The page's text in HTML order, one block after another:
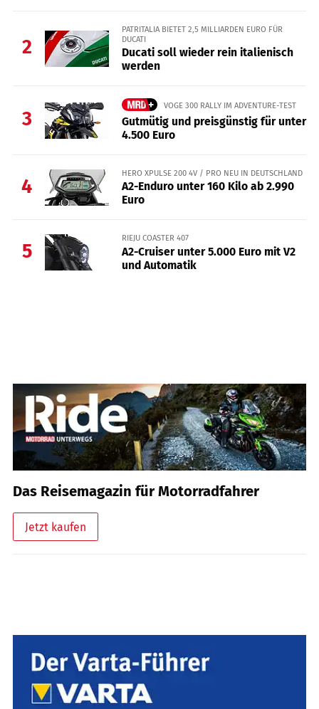
2
PATRITALIA BIETET 2,5 MILLIARDEN EURO FÜR
DUCATI
Ducati soll wieder rein italienisch
werden
3
VOGE 300 RALLY IM ADVENTURE-TEST
Gutmütig und preisgünstig für unter
4.500 Euro
4
HERO XPULSE 200 4V / PRO NEU IN DEUTSCHLAND
A2-Enduro unter 160 Kilo ab 2.990
Euro
5
RIEJU COASTER 407
A2-Cruiser unter 5.000 Euro mit V2
und Automatik
Das Reisemagazin für Motorradfahrer
Jetzt kaufen